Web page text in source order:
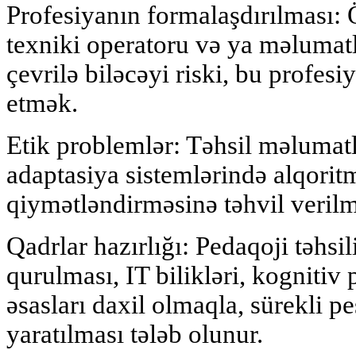
Profesiyanın
texniki operatoru və ya
çevrilə biləcəyi riski, bu
etmək.
Etik problemlər: Təhsil
adaptasiya sistemlərində
qiymətləndirməsinə təhvil
Qadrlar hazırlığı: Pedaqoji
qurulması, IT bilikləri, kognitiv
əsasları daxil olmaqla, sürekli
yaratılması tələb olunur.